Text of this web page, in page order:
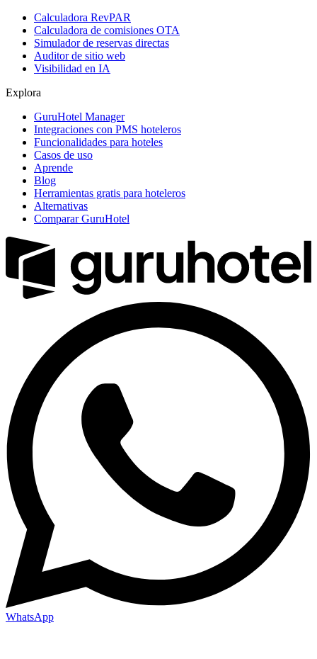
Calculadora RevPAR
Calculadora de comisiones OTA
Simulador de reservas directas
Auditor de sitio web
Visibilidad en IA
Explora
GuruHotel Manager
Integraciones con PMS hoteleros
Funcionalidades para hoteles
Casos de uso
Aprende
Blog
Herramientas gratis para hoteleros
Alternativas
Comparar GuruHotel
WhatsApp